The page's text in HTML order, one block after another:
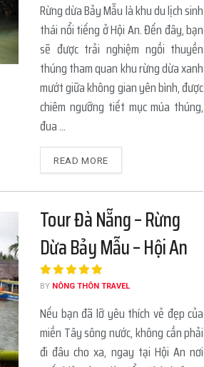
Rừng dừa Bảy Mẫu là khu du lịch sinh
thái nổi tiếng ở Hội An. Đến đây, bạn
sẽ được trải nghiệm ngồi thuyền
thúng tham quan khu rừng dừa xanh
mướt giữa không gian yên bình, được
chiêm ngưỡng tiết mục múa thúng,
đua ...
READ MORE
Tour Đà Nẵng – Rừng
Dừa Bảy Mẫu – Hội An
BY NÔNG THÔN TRAVEL
Nếu bạn đã lỡ yêu thích vẻ đẹp của
miền Tây sông nước, không cần phải
đi đâu cho xa, ngay tại Hội An nơi